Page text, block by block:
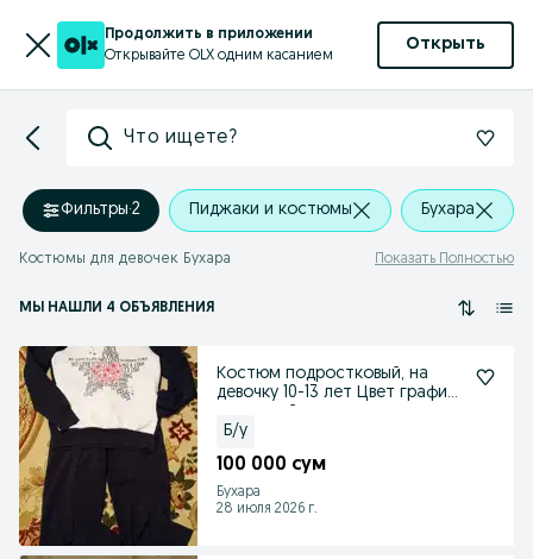
Продолжить в приложении
Открывайте OLX одним касанием
Открыть
Что ищете?
Фильтры·2 Пиджаки и костюмы Бухара
Костюмы для девочек Бухара Показать Полностью
МЫ НАШЛИ 4 ОБЪЯВЛЕНИЯ
Костюм подростковый, на
девочку 10-13 лет Цвет графит,
Б/у
100 000 сум
Бухара
28 июля 2026 г.